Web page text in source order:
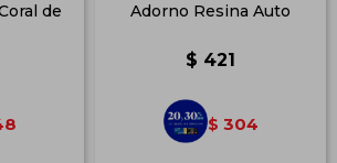
de
Adorno Resina Auto
$ 421
$ 304